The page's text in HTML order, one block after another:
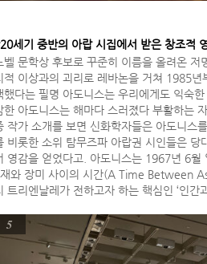
세기 중반의 아랍 시집에서 받은 창조적
벨 문학상 후보로 꾸준히 이름을 올려온
적 이상과의 괴리로 레바논을 거쳐 1985
했다는 필명 아도니스는 우리에게도 익숙
한 아도니스는 해마다 스러졌다 부활하는
작가 소개를 보면 신화학자들은 아도니스
비롯한 소위 탐무즈파 아랍권 시인들은 당
영감을 얻었다고. 아도니스는 1967년 6월
와 장미 사이의 시간(A Time Between
트리엔날레가 전하고자 하는 핵심인 ‘인간
5